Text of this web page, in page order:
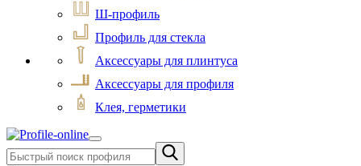
Ш-профиль
Профиль для стекла
Аксессуары для плинтуса
Аксессуары для профиля
Клея, герметики